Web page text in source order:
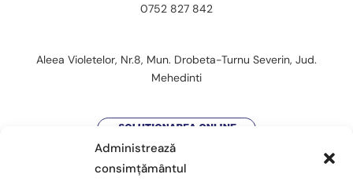
Administrează
consimțământul
0752 827 842
Aleea Violetelor, Nr.8, Mun. Drobeta-Turnu Severin, Jud.
Mehedinti